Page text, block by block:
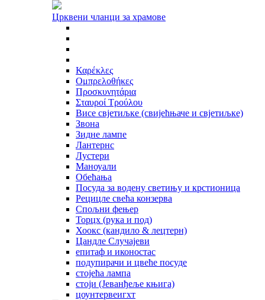
Црквени чланци за храмове
Καρέκλες
Ομπρελοθήκες
Προσκυνητάρια
Σταυροί Τρούλου
Висе свјетиљке (свијећњаче и свјетиљке)
Звона
Зидне лампе
Лантернс
Лустери
Маноуали
Обећања
Посуда за водену светињу и крстионица
Рецицле свећа конзерва
Спољни фењер
Торцх (рука и под)
Хоокс (кандило & лецтерн)
Цандле Случајеви
епитаф и иконостас
подупирачи и цвеће посуде
стојећа лампа
стоји (Јеванђеље књига)
цоунтервеигхт